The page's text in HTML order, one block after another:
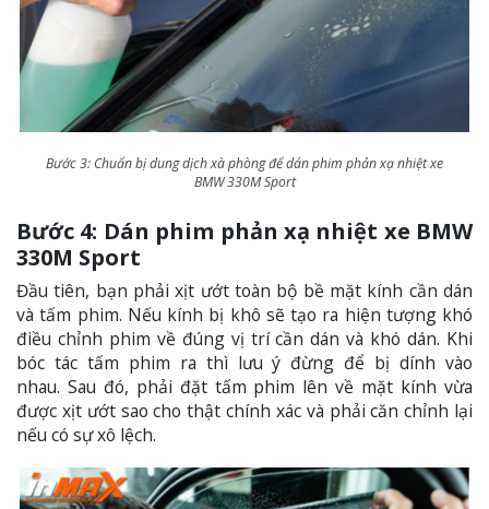
Bước 3: Chuẩn bị dung dịch xà phòng để dán phim phản xạ nhiệt xe
BMW 330M Sport
Bước 4: Dán phim phản xạ nhiệt xe BMW
330M Sport
Đầu tiên, bạn phải xịt ướt toàn bộ bề mặt kính cần dán
và tấm phim. Nếu kính bị khô sẽ tạo ra hiện tượng khó
điều chỉnh phim về đúng vị trí cần dán và khó dán. Khi
bóc tác tấm phim ra thì lưu ý đừng để bị dính vào
nhau. Sau đó, phải đặt tấm phim lên về mặt kính vừa
được xịt ướt sao cho thật chính xác và phải căn chỉnh lại
nếu có sự xô lệch.